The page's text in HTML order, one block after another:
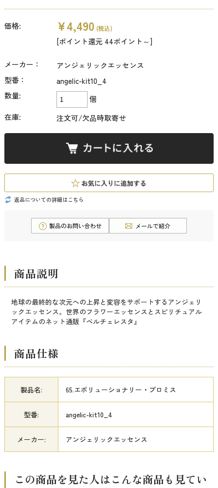
価格: ¥4,490 (税込)
[ポイント還元 44ポイント～]
メーカー：
アンジェリックエッセンス
型番：
angelic-kit10_4
数量:
個
在庫:
注文可/欠品時取寄せ
返品についての詳細はこちら
商品説明
地球の最終的な次元への上昇と変容をサポートするアンジェリ
ックエッセンス。世界のフラワーエッセンスとスピリチュアル
アイテムのネット通販『ベルチェレスタ』
商品仕様
製品名: 65.エボリューショナリー・プロミス
型番: angelic-kit10_4
メーカー: アンジェリックエッセンス
この商品を見た人はこんな商品も見てい